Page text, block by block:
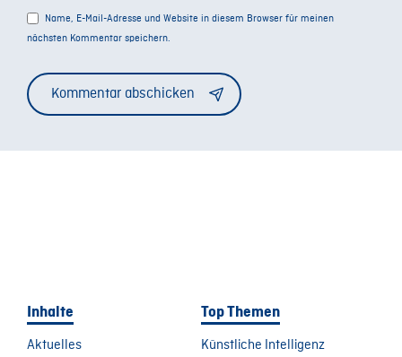
Name, E-Mail-Adresse und Website in diesem Browser für meinen
nächsten Kommentar speichern.
Inhalte
Aktuelles
Top Themen
Künstliche Intelligenz